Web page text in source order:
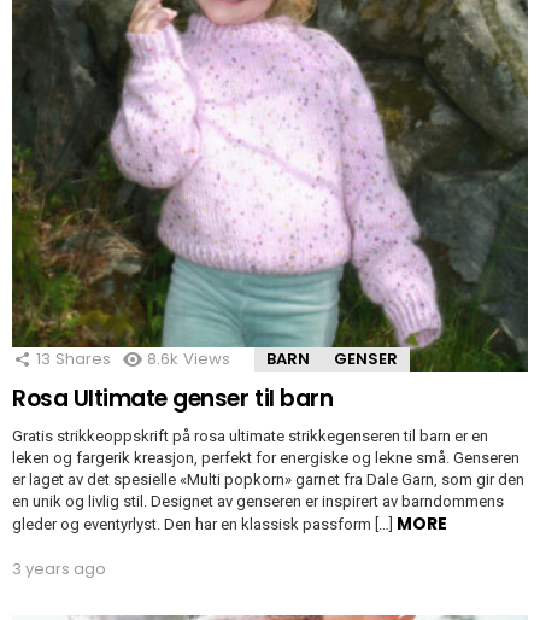
13 Shares 8.6k Views BARN GENSER
Rosa Ultimate genser til barn
Gratis strikkeoppskrift på rosa ultimate strikkegenseren til barn er en
leken og fargerik kreasjon, perfekt for energiske og lekne små. Genseren
er laget av det spesielle «Multi popkorn» garnet fra Dale Garn, som gir den
en unik og livlig stil. Designet av genseren er inspirert av barndommens
gleder og eventyrlyst. Den har en klassisk passform […] MORE
3 years ago